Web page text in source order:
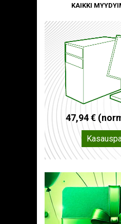
KAIKKI
47,94€ (nor